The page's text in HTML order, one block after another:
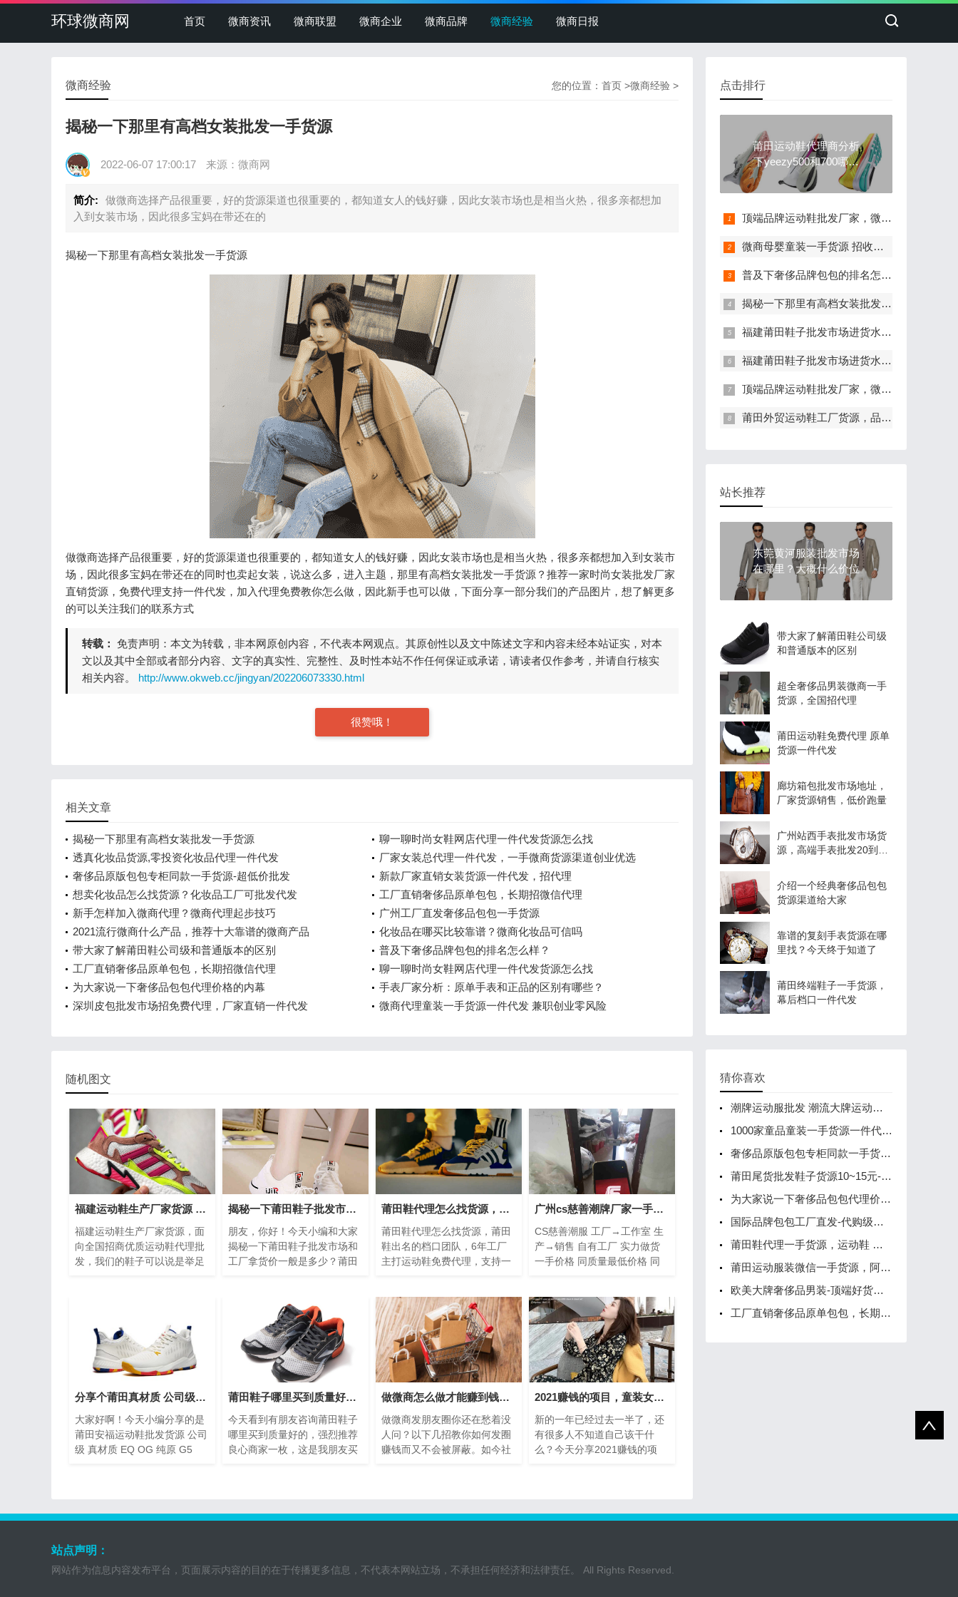
环球微商网 首页 微商资讯 微商联盟 微商企业 微商品牌 微商经验 微商日报
您的位置： 首页 >微商经验 >
微商经验
揭秘一下那里有高档女装批发一手货源
2022-06-07 17:00:17 来源：微商网
简介:
做微商选择产品很重要，好的货源渠道也很重要的，都知道女人的钱好赚，因此女装市场也是相当火热，很多亲都想加
入到女装市场，因此很多宝妈在带还在的
揭秘一下那里有高档女装批发一手货源
做微商选择产品很重要，好的货源渠道也很重要的，都知道女人的钱好赚，因此女装市场也是相当火热，很多亲都想加入到女装市
场，因此很多宝妈在带还在的同时也卖起女装，说这么多，进入主题，那里有高档女装批发一手货源？推荐一家时尚女装批发厂家
直销货源，免费代理支持一件代发，加入代理免费教你怎么做，因此新手也可以做，下面分享一部分我们的产品图片，想了解更多
的可以关注我们的联系方式
转载： 免责声明：本文为转载，非本网原创内容，不代表本网观点。其原创性以及文中陈述文字和内容未经本站证实，对本
文以及其中全部或者部分内容、文字的真实性、完整性、及时性本站不作任何保证或承诺，请读者仅作参考，并请自行核实
相关内容。 http://www.okweb.cc/jingyan/202206073330.html
很赞哦！
相关文章
揭秘一下那里有高档女装批发一手货源
聊一聊时尚女鞋网店代理一件代发货源怎么找
透真化妆品货源,零投资化妆品代理一件代发
厂家女装总代理一件代发，一手微商货源渠道创业优选
奢侈品原版包包专柜同款一手货源-超低价批发
新款厂家直销女装货源一件代发，招代理
想卖化妆品怎么找货源？化妆品工厂可批发代发
工厂直销奢侈品原单包包，长期招微信代理
新手怎样加入微商代理？微商代理起步技巧
广州工厂直发奢侈品包包一手货源
2021流行微商什么产品，推荐十大靠谱的微商产品
化妆品在哪买比较靠谱？微商化妆品可信吗
带大家了解莆田鞋公司级和普通版本的区别
普及下奢侈品牌包包的排名怎么样？
工厂直销奢侈品原单包包，长期招微信代理
聊一聊时尚女鞋网店代理一件代发货源怎么找
为大家说一下奢侈品包包代理价格的内幕
手表厂家分析：原单手表和正品的区别有哪些？
深圳皮包批发市场招免费代理，厂家直销一件代发
微商代理童装一手货源一件代发 兼职创业零风险
随机图文
福建运动鞋生产厂家货源 招商优质代理批发
福建运动鞋生产厂家货源，面
向全国招商优质运动鞋代理批
发，我们的鞋子可以说是举足
揭秘一下莆田鞋子批发市场和工厂拿货价一般是多少？
朋友，你好！今天小编和大家
揭秘一下莆田鞋子批发市场和
工厂拿货价一般是多少？莆田
莆田鞋代理怎么找货源，莆田鞋出名的档口团队一件代发货
莆田鞋代理怎么找货源，莆田
鞋出名的档口团队，6年工厂
主打运动鞋免费代理，支持一
动...
广州cs慈善潮牌厂家一手货源，复刻工作室支持一件代发
CS慈善潮服 工厂→工作室 生
产→销售 自有工厂 实力做货
一手价格 同质量最低价格 同
分享个莆田真材质 公司级各大版本运动鞋批发货源渠道
大家好啊！今天小编分享的是
莆田安福运动鞋批发货源 公司
级 真材质 EQ OG 纯原 G5
莆田鞋子哪里买到质量好的，强烈推荐良心商家
今天看到有朋友咨询莆田鞋子
哪里买到质量好的，强烈推荐
良心商家一枚，这是我朋友买
做微商怎么做才能赚到钱，几招教你如何发圈赚钱
做微商发朋友圈你还在愁着没
人问？以下几招教你如何发圈
赚钱而又不会被屏蔽。如今社
2021赚钱的项目，童装女装一手货源 零囤货一件代发
新的一年已经过去一半了，还
有很多人不知道自己该干什
么？今天分享2021赚钱的项
点击排行
莆田运动鞋代理商分析
下yeezy500和700哪个
穿起来舒服
顶端品牌运动鞋批发厂家，微商无门槛，免费代理
微商母婴童装一手货源 招收代理一件代发
普及下奢侈品牌包包的排名怎么样？
揭秘一下那里有高档女装批发一手货源
福建莆田鞋子批发市场进货水太深-今天终于知道原因了
福建莆田鞋子批发市场进货水太深-今天终于知道原因了
顶端品牌运动鞋批发厂家，微商无门槛，免费代理
莆田外贸运动鞋工厂货源，品牌鞋业诚招代理
站长推荐
东莞黄河服装批发市场
在哪里？大概什么价位
带大家了解莆田鞋公司级
和普通版本的区别
超全奢侈品男装微商一手
货源，全国招代理
莆田运动鞋免费代理 原单
货源一件代发
廊坊箱包批发市场地址，
厂家货源销售，低价跑量
广州站西手表批发市场货
源，高端手表批发20到
介绍一个经典奢侈品包包
货源渠道给大家
靠谱的复刻手表货源在哪
里找？今天终于知道了
莆田终端鞋子一手货源，
幕后档口一件代发
猜你喜欢
潮牌运动服批发 潮流大牌运动服代工厂货源 物美价廉
1000家童品童装一手货源一件代发，诚邀您加盟
奢侈品原版包包专柜同款一手货源-超低价批发
莆田尾货批发鞋子货源10~15元-地摊鞋子拿货渠道
为大家说一下奢侈品包包代理价格的内幕
国际品牌包包工厂直发-代购级别奢侈品包包一件代发
莆田鞋代理一手货源，运动鞋 休闲鞋 款式齐全
莆田运动服装微信一手货源，阿迪耐克运动服厂家直销
欧美大牌奢侈品男装-顶端好货货厂家货源-货到付款
工厂直销奢侈品原单包包，长期招微信代理
站点声明：
网站作为信息内容发布平台，页面展示内容的目的在于传播更多信息，不代表本网站立场，不承担任何经济和法律责任。 All Rights Reserved.